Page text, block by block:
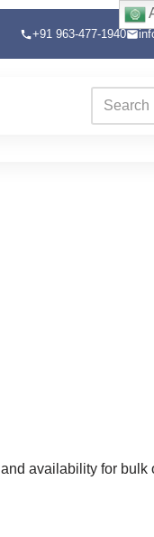
+91 963-477-1940
availability for